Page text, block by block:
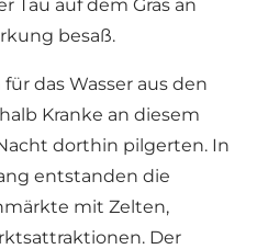
Tau auf dem Gras an
besaß.
das Wasser aus den
Kranke an diesem
dorthin pilgerten. In
entstanden die
mit Zelten,
Der